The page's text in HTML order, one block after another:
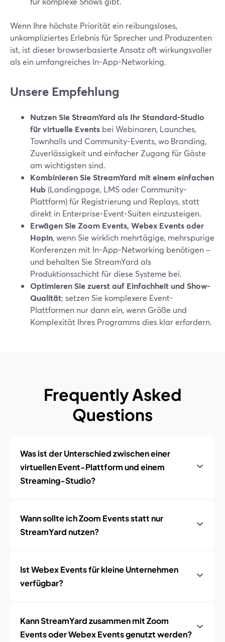
Wenn Ihre höchste Priorität ein reibungsloses,
unkompliziertes Erlebnis für Sprecher und Produzenten
ist, ist dieser browserbasierte Ansatz oft wirkungsvoller
als ein umfangreiches In-App-Networking.
Unsere Empfehlung
Nutzen Sie StreamYard als Ihr Standard-Studio
für virtuelle Events bei Webinaren, Launches,
Townhalls und Community-Events, wo Branding,
Zuverlässigkeit und einfacher Zugang für Gäste
am wichtigsten sind.
Kombinieren Sie StreamYard mit einem einfachen
Hub (Landingpage, LMS oder Community-
Plattform) für Registrierung und Replays, statt
direkt in Enterprise-Event-Suiten einzusteigen.
Erwägen Sie Zoom Events, Webex Events oder
Hopin, wenn Sie wirklich mehrtägige, mehrspurige
Konferenzen mit In-App-Networking benötigen –
und behalten Sie StreamYard als
Produktionsschicht für diese Systeme bei.
Optimieren Sie zuerst auf Einfachheit und Show-
Qualität; setzen Sie komplexere Event-
Plattformen nur dann ein, wenn Größe und
Komplexität Ihres Programms dies klar erfordern.
Frequently Asked
Questions
Was ist der Unterschied zwischen einer
virtuellen Event-Plattform und einem
Streaming-Studio?
Wann sollte ich Zoom Events statt nur
StreamYard nutzen?
Ist Webex Events für kleine Unternehmen
verfügbar?
Kann StreamYard zusammen mit Zoom
Events oder Webex Events genutzt werden?